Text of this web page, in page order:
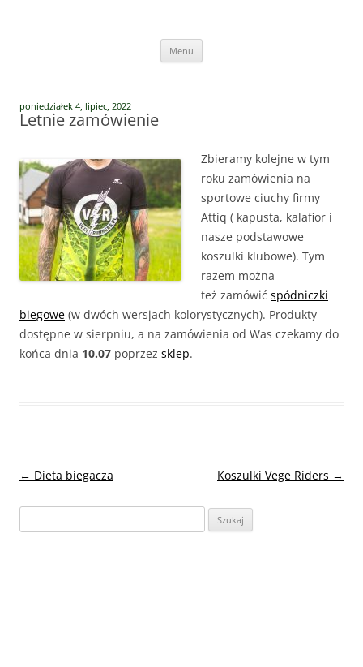
Menu
poniedziałek 4, lipiec, 2022
Letnie zamówienie
Zbieramy kolejne w tym
roku zamówienia na
sportowe ciuchy firmy
Attiq ( kapusta, kalafior i
nasze podstawowe
koszulki klubowe). Tym
razem można
też zamówić spódniczki
biegowe (w dwóch wersjach kolorystycznych). Produkty
dostępne w sierpniu, a na zamówienia od Was czekamy do
końca dnia 10.07 poprzez sklep.
Nawigacja
← Dieta biegacza Koszulki Vege Riders →